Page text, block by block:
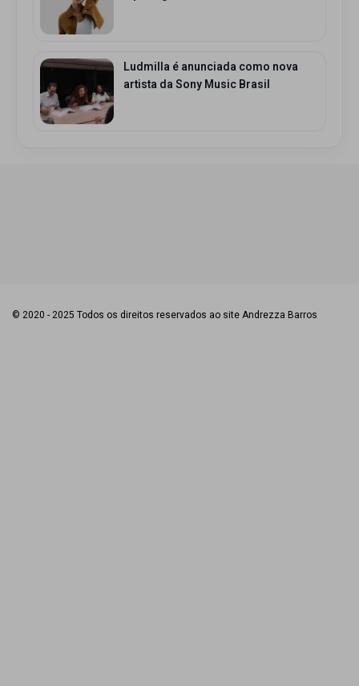
Ludmilla é anunciada como nova
artista da Sony Music Brasil
© 2020 - 2025 Todos os direitos reservados ao site Andrezza Barros